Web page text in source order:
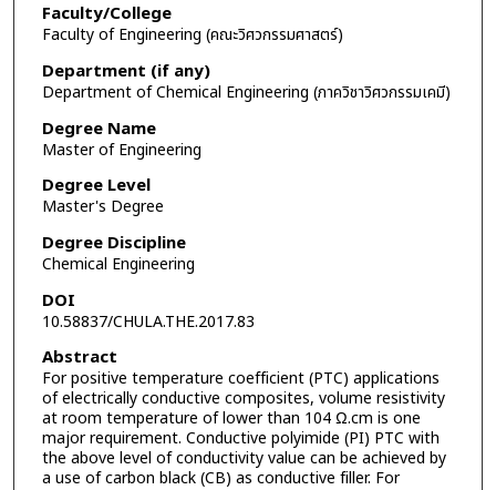
Faculty/College
Faculty of Engineering (คณะวิศวกรรมศาสตร์)
Department (if any)
Department of Chemical Engineering (ภาควิชาวิศวกรรมเคมี)
Degree Name
Master of Engineering
Degree Level
Master's Degree
Degree Discipline
Chemical Engineering
DOI
10.58837/CHULA.THE.2017.83
Abstract
For positive temperature coefficient (PTC) applications
of electrically conductive composites, volume resistivity
at room temperature of lower than 104 Ω.cm is one
major requirement. Conductive polyimide (PI) PTC with
the above level of conductivity value can be achieved by
a use of carbon black (CB) as conductive filler. For